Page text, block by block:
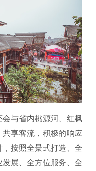
与省内桃源河、红枫
享客流，积极的响应
按照全景式打造、全
展、全方位服务、全